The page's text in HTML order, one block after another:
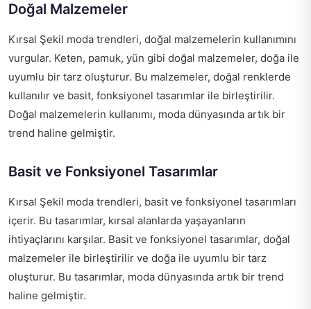
Doğal Malzemeler
Kırsal Şekil moda trendleri, doğal malzemelerin kullanımını
vurgular. Keten, pamuk, yün gibi doğal malzemeler, doğa ile
uyumlu bir tarz oluşturur. Bu malzemeler, doğal renklerde
kullanılır ve basit, fonksiyonel tasarımlar ile birleştirilir.
Doğal malzemelerin kullanımı, moda dünyasında artık bir
trend haline gelmiştir.
Basit ve Fonksiyonel Tasarımlar
Kırsal Şekil moda trendleri, basit ve fonksiyonel tasarımları
içerir. Bu tasarımlar, kırsal alanlarda yaşayanların
ihtiyaçlarını karşılar. Basit ve fonksiyonel tasarımlar, doğal
malzemeler ile birleştirilir ve doğa ile uyumlu bir tarz
oluşturur. Bu tasarımlar, moda dünyasında artık bir trend
haline gelmiştir.